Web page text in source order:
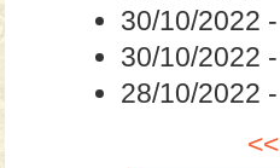
Joomla SEF